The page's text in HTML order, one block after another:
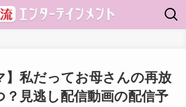
】私だってお母さんの再放
？見逃し配信動画の配信予